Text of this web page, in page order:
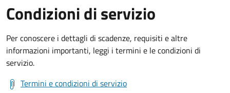
Condizioni di servizio
Per conoscere i dettagli di scadenze, requisiti e altre
informazioni importanti, leggi i termini e le condizioni di
servizio.
Termini e condizioni di servizio